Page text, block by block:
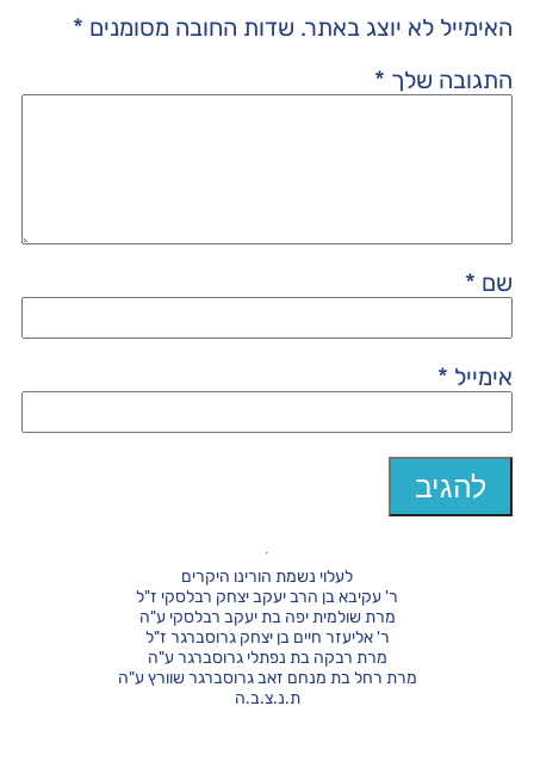
האימייל לא יוצג באתר. שדות החובה מסומנים *
התגובה שלך *
שם *
אימייל *
לעלוי נשמת הורינו היקרים
ר' עקיבא בן הרב יעקב יצחק רבלסקי ז"ל
מרת שולמית יפה בת יעקב רבלסקי ע"ה
ר' אליעזר חיים בן יצחק גרוסברגר ז"ל
מרת רבקה בת נפתלי גרוסברגר ע"ה
מרת רחל בת מנחם זאב גרוסברגר שוורץ ע"ה
ת.נ.צ.ב.ה